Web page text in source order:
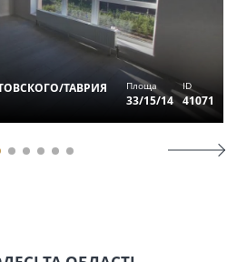
ТАВРИЯ Площа
33/15/14
ID
41071